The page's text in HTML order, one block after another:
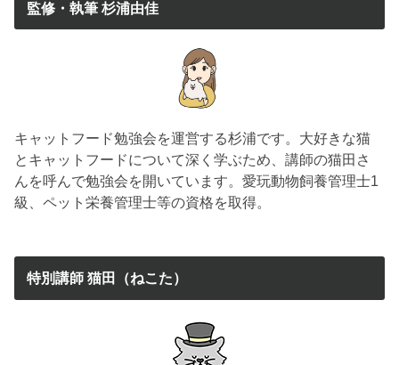
監修・執筆 杉浦由佳
キャットフード勉強会を運営する杉浦です。大好きな猫
とキャットフードについて深く学ぶため、講師の猫田さ
んを呼んで勉強会を開いています。愛玩動物飼養管理士1
級、ペット栄養管理士等の資格を取得。
特別講師 猫田（ねこた）